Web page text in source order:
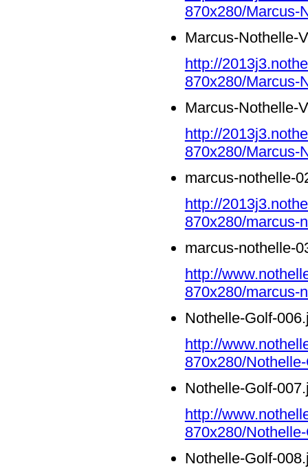
870x280/Marcus-
Marcus-Nothelle-
http://
870x280/Marcus-
Marcus-Nothelle-
http://
870x280/Marcus-
marcus-nothelle-
http://
870x280/marcus-
marcus-nothelle-
http://
870x280/marcus-
Nothelle-Golf-
http://
870x280/
Nothelle-Golf-
http://
870x280/
Nothelle-Golf-